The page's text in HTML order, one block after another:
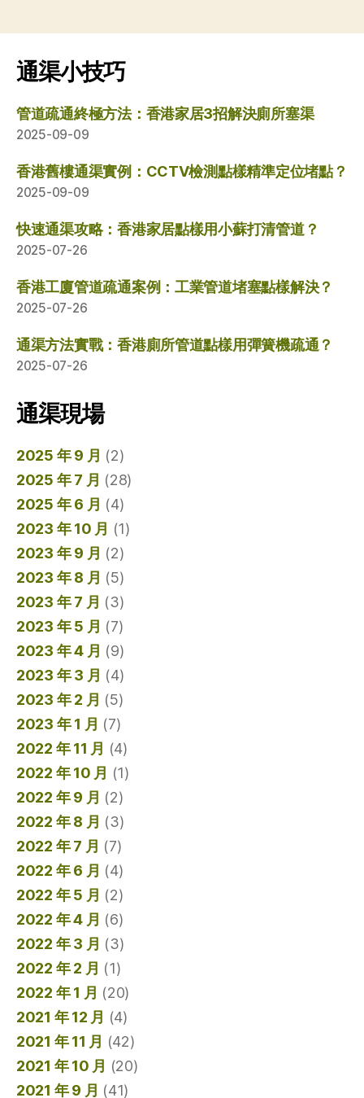
通渠小技巧
管道疏通終極方法：香港家居3招解決廁所塞渠
2025-09-09
香港舊樓通渠實例：CCTV檢測點樣精準定位堵點？
2025-09-09
快速通渠攻略：香港家居點樣用小蘇打清管道？
2025-07-26
香港工廈管道疏通案例：工業管道堵塞點樣解決？
2025-07-26
通渠方法實戰：香港廁所管道點樣用彈簧機疏通？
2025-07-26
通渠現場
2025 年 9 月 (2)
2025 年 7 月 (28)
2025 年 6 月 (4)
2023 年 10 月 (1)
2023 年 9 月 (2)
2023 年 8 月 (5)
2023 年 7 月 (3)
2023 年 5 月 (7)
2023 年 4 月 (9)
2023 年 3 月 (4)
2023 年 2 月 (5)
2023 年 1 月 (7)
2022 年 11 月 (4)
2022 年 10 月 (1)
2022 年 9 月 (2)
2022 年 8 月 (3)
2022 年 7 月 (7)
2022 年 6 月 (4)
2022 年 5 月 (2)
2022 年 4 月 (6)
2022 年 3 月 (3)
2022 年 2 月 (1)
2022 年 1 月 (20)
2021 年 12 月 (4)
2021 年 11 月 (42)
2021 年 10 月 (20)
2021 年 9 月 (41)